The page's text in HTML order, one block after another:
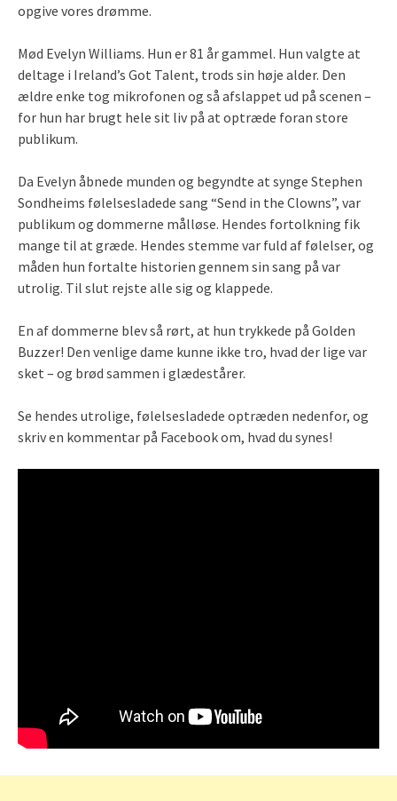
opgive vores drømme.
Mød Evelyn Williams. Hun er 81 år gammel. Hun valgte at
deltage i Ireland’s Got Talent, trods sin høje alder. Den
ældre enke tog mikrofonen og så afslappet ud på scenen –
for hun har brugt hele sit liv på at optræde foran store
publikum.
Da Evelyn åbnede munden og begyndte at synge Stephen
Sondheims følelsesladede sang “Send in the Clowns”, var
publikum og dommerne målløse. Hendes fortolkning fik
mange til at græde. Hendes stemme var fuld af følelser, og
måden hun fortalte historien gennem sin sang på var
utrolig. Til slut rejste alle sig og klappede.
En af dommerne blev så rørt, at hun trykkede på Golden
Buzzer! Den venlige dame kunne ikke tro, hvad der lige var
sket – og brød sammen i glædestårer.
Se hendes utrolige, følelsesladede optræden nedenfor, og
skriv en kommentar på Facebook om, hvad du synes!